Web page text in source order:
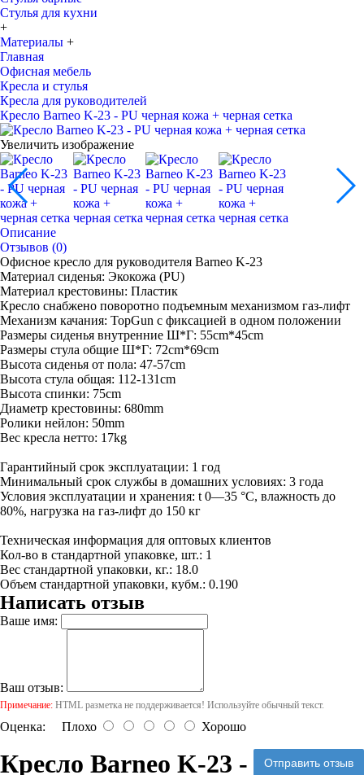
Стулья для кухни
+
Материалы +
Главная
Офисная мебель
Кресла и стулья
Кресла для руководителей
Кресло Barneo K-23 - PU черная кожа + черная сетка
Увеличить изображение
Описание
Отзывов (0)
Офисное кресло для руководителя Barneo K-23
Материал сиденья: Экокожа (PU)
Материал крестовины: Пластик
Кресло снабжено поворотно подъемным механизмом газ-лифт
Механизм качания: TopGun с фиксацией в одном положении
Размеры сиденья внутренние Ш*Г: 55cm*45cm
Размеры стула общие Ш*Г: 72cm*69cm
Высота сиденья от пола: 47-57cm
Высота стула общая: 112-131cm
Высота спинки: 75cm
Диаметр крестовины: 680mm
Ролики нейлон: 50mm
Вес кресла нетто: 17kg
Гарантийный срок эксплуатации: 1 год
Минимальный срок службы в домашних условиях: 3 года
Условия эксплуатации и хранения: t 0—35 °С, влажность до
80%, нагрузка на газ-лифт до 150 кг
Техническая информация для оптовых клиентов
Кол-во в стандартной упаковке, шт.: 1
Вес стандартной упаковки, кг.: 18.0
Объем стандартной упаковки, кубм.: 0.190
Написать отзыв
Ваше имя:
Ваш отзыв:
Примечание: HTML разметка не поддерживается! Используйте обычный текст.
Оценка: Плохо Хорошо
Отправить отзыв
Кресло Barneo K-23 -